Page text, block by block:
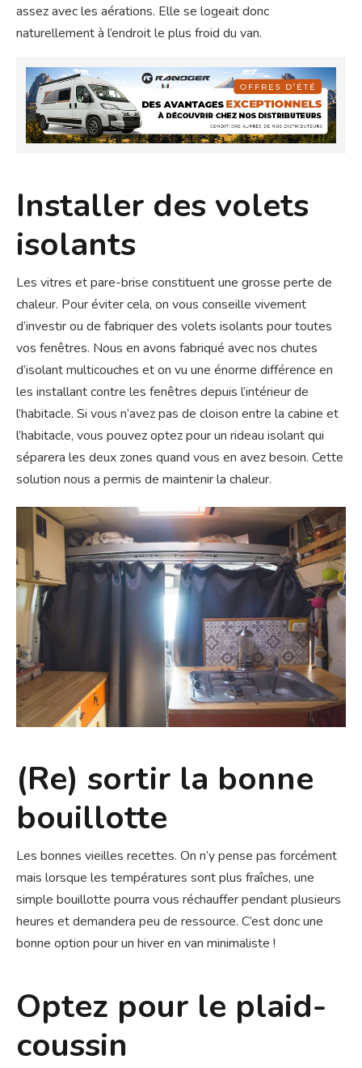
assez avec les aérations. Elle se logeait donc
naturellement à l’endroit le plus froid du van.
Installer des volets
isolants
Les vitres et pare-brise constituent une grosse perte de
chaleur. Pour éviter cela, on vous conseille vivement
d’investir ou de fabriquer des volets isolants pour toutes
vos fenêtres. Nous en avons fabriqué avec nos chutes
d’isolant multicouches et on vu une énorme différence en
les installant contre les fenêtres depuis l’intérieur de
l’habitacle. Si vous n’avez pas de cloison entre la cabine et
l’habitacle, vous pouvez optez pour un rideau isolant qui
séparera les deux zones quand vous en avez besoin. Cette
solution nous a permis de maintenir la chaleur.
(Re) sortir la bonne
bouillotte
Les bonnes vieilles recettes. On n’y pense pas forcément
mais lorsque les températures sont plus fraîches, une
simple bouillotte pourra vous réchauffer pendant plusieurs
heures et demandera peu de ressource. C’est donc une
bonne option pour un hiver en van minimaliste !
Optez pour le plaid-
coussin